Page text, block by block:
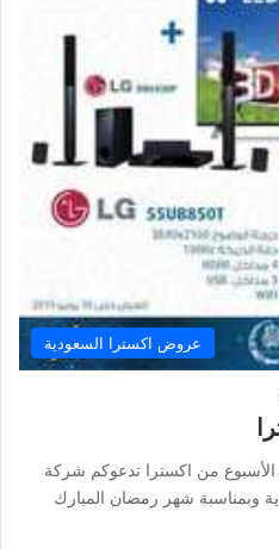
عروض اكسترا السعودية
من اكسترا تدعوكم شركة
وبمناسبة شهر رمضان المبارك